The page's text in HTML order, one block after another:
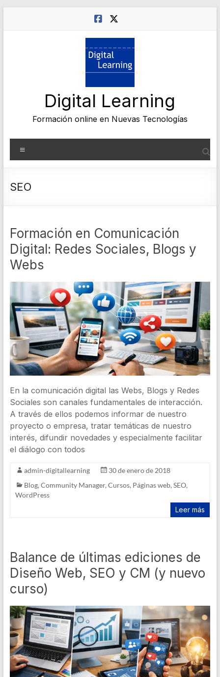
Digital Learning
Formación online en Nuevas Tecnologías
SEO
Formación en Comunicación
Digital: Redes Sociales, Blogs y
Webs
En la comunicación digital las Webs, Blogs y Redes
Sociales son canales fundamentales de interacción.
A través de ellos podemos informar de nuestro
proyecto o empresa, tratar temáticas de nuestro
interés, difundir novedades y especialmente facilitar
el diálogo con todos
admin-digitallearning
30 de enero de 2018
Blog, Community Manager, Cursos, Páginas web, SEO,
WordPress
Leer más
Balance de últimas ediciones de
Diseño Web, SEO y CM (y nuevo
curso)